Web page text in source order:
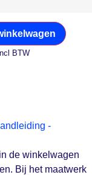
BTW
-
de winkelwagen
Bij het maatwerk